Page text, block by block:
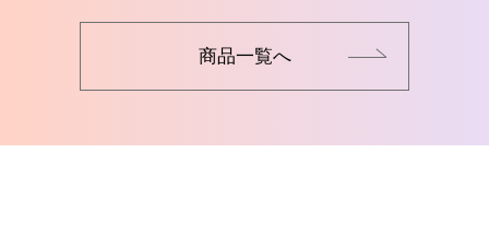
商品一覧へ